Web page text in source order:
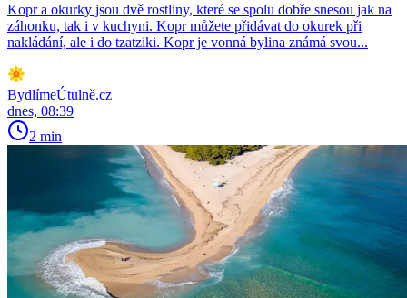
Kopr a okurky jsou dvě rostliny, které se spolu dobře snesou jak na
záhonku, tak i v kuchyni. Kopr můžete přidávat do okurek při
nakládání, ale i do tzatziki. Kopr je vonná bylina známá svou...
BydlímeÚtulně.cz
dnes, 08:39
2 min